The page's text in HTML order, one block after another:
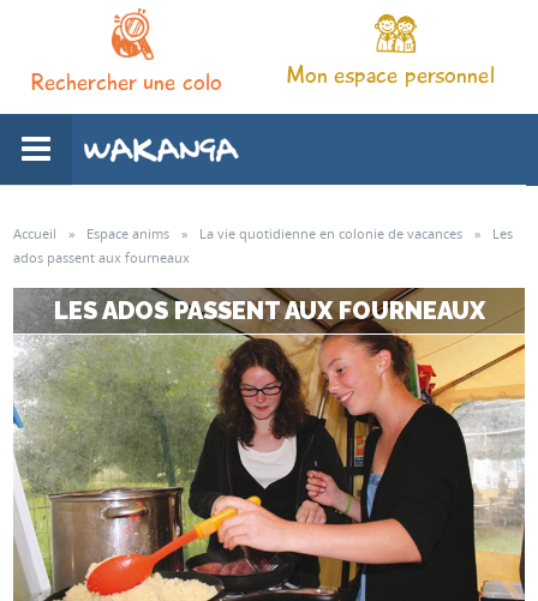
Rechercher une colo Mon espace personnel
Nos séjours
Notre pédagogie
Espace familles
Infos pratiques
Espace anims
Accueil » Espace anims » La vie quotidienne en colonie de vacances »
Les
ados passent aux fourneaux
LES ADOS PASSENT AUX FOURNEAUX